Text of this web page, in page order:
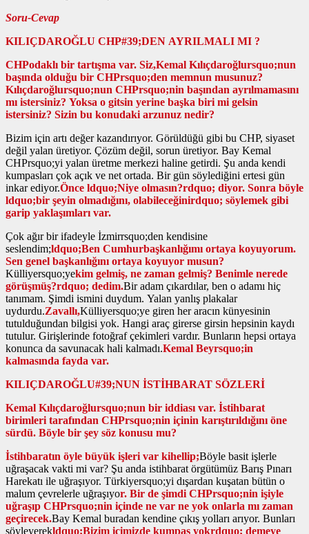
Soru-Cevap
KILIÇDAROĞLU CHP#39;DEN AYRILMALI MI ?
CHPodaklı bir tartışma var. Siz,Kemal Kılıçdaroğlursquo;nun
başında olduğu bir CHPrsquo;den memnun musunuz?
Kılıçdaroğlursquo;nun CHPrsquo;nin başından ayrılmamasını
mı istersiniz? Yoksa o gitsin yerine başka biri mi gelsin
istersiniz? Sizin bu konudaki arzunuz nedir?
Bizim için artı değer kazandırıyor. Görüldüğü gibi bu CHP, siyaset
değil yalan üretiyor. Çözüm değil, sorun üretiyor. Bay Kemal
CHPrsquo;yi yalan üretme merkezi haline getirdi. Şu anda kendi
kumpasları çok açık ve net ortada. Bir gün söylediğini ertesi gün
inkar ediyor.Önce ldquo;Niye olmasın?rdquo; diyor. Sonra böyle
ldquo;bir şeyin olmadığını, olabileceğinirdquo; söylemek gibi
garip yaklaşımları var.
Çok ağır bir ifadeyle İzmirrsquo;den kendisine
seslendim;ldquo;Ben Cumhurbaşkanlığımı ortaya koyuyorum.
Sen genel başkanlığını ortaya koyuyor musun?
Külliyersquo;yekim gelmiş, ne zaman gelmiş? Benimle nerede
görüşmüş?rdquo; dedim.Bir adam çıkardılar, ben o adamı hiç
tanımam. Şimdi ismini duydum. Yalan yanlış plakalar
uydurdu.Zavallı,Külliyersquo;ye giren her aracın künyesinin
tutulduğundan bilgisi yok. Hangi araç girerse girsin hepsinin kaydı
tutulur. Girişlerinde fotoğraf çekimleri vardır. Bunların hepsi ortaya
konunca da savunacak hali kalmadı.Kemal Beyrsquo;in
kalmasında fayda var.
KILIÇDAROĞLU#39;NUN İSTİHBARAT SÖZLERİ
Kemal Kılıçdaroğlursquo;nun bir iddiası var. İstihbarat
birimleri tarafından CHPrsquo;nin içinin karıştırıldığını öne
sürdü. Böyle bir şey söz konusu mu?
İstihbaratın öyle büyük işleri var kihellip;Böyle basit işlerle
uğraşacak vakti mi var? Şu anda istihbarat örgütümüz Barış Pınarı
Harekatı ile uğraşıyor. Türkiyersquo;yi dışardan kuşatan bütün o
malum çevrelerle uğraşıyor. Bir de şimdi CHPrsquo;nin işiyle
uğraşıp CHPrsquo;nin içinde ne var ne yok onlarla mı zaman
geçirecek.Bay Kemal buradan kendine çıkış yolları arıyor. Bunları
söyleyerekldquo;Bizim içimizde kumpas yokrdquo; demeye